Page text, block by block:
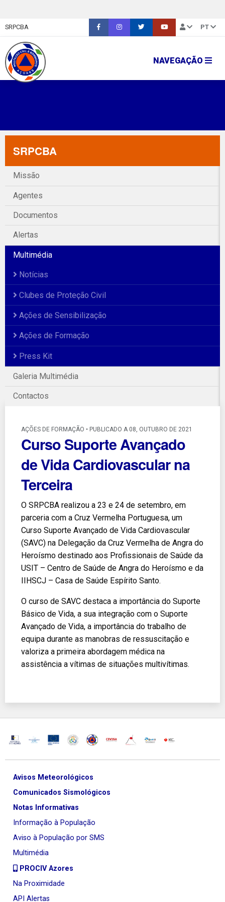
SRPCBA PT
NAVEGAÇÃO
SRPCBA
Missão
Agentes
Documentos
Alertas
Multimédia
Notícias
Clubes de Proteção Civil
Ações de Sensibilização
Ações de Formação
Press Kit
Galeria Multimédia
Contactos
AÇÕES DE FORMAÇÃO • PUBLICADO A 08, OUTUBRO DE 2021
Curso Suporte Avançado
de Vida Cardiovascular na
Terceira
O SRPCBA realizou a 23 e 24 de setembro, em
parceria com a Cruz Vermelha Portuguesa, um
Curso Suporte Avançado de Vida Cardiovascular
(SAVC) na Delegação da Cruz Vermelha de Angra do
Heroísmo destinado aos Profissionais de Saúde da
USIT – Centro de Saúde de Angra do Heroísmo e da
IIHSCJ – Casa de Saúde Espírito Santo.
O curso de SAVC destaca a importância do Suporte
Básico de Vida, a sua integração com o Suporte
Avançado de Vida, a importância do trabalho de
equipa durante as manobras de ressuscitação e
valoriza a primeira abordagem médica na
assistência a vítimas de situações multivítimas.
Avisos Meteorológicos
Comunicados Sismológicos
Notas Informativas
Informação à População
Aviso à População por SMS
Multimédia
PROCIV Azores
Na Proximidade
API Alertas